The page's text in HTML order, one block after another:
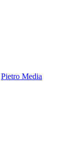
Pietro Media